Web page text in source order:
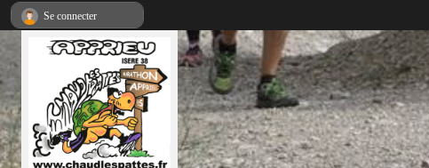
Se connecter
Panneau de gestion des cookies